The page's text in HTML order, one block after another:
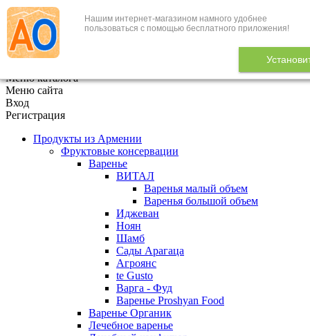
Нашим интернет-магазином намного удобнее
пользоваться с помощью бесплатного приложения!
+7 (495) 646-888-1
В корзине 0
Меню каталога
Меню сайта
Вход
Регистрация
Продукты из Армении
Фруктовые консервации
Варенье
ВИТАЛ
Варенья малый объем
Варенья большой объем
Иджеван
Ноян
Шамб
Сады Арагаца
Агроянс
te Gusto
Варга - Фуд
Варенье Proshyan Food
Варенье Органик
Лечебное варенье